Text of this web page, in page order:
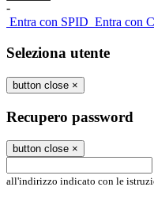
-
Entra con SPID Entra con
Seleziona utente
button close ×
Recupero password
button close ×
all'indirizzo indicato con le